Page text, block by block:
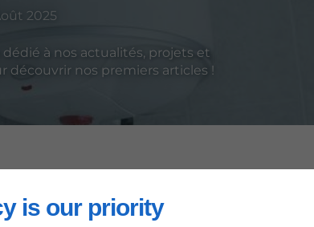
is our priority
2025
à nos actualités, projets et
découvrir nos premiers articles !
site permet à chacun d’accéder plus
inclusif, en respectant les meilleures